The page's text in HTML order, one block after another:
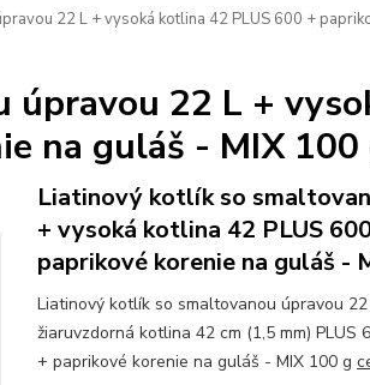
22 L + vysoká kotlina 42 PLUS 600 +
22 L +
na guláš - MIX 100
Liatinový kotlík so
+ vysoká kotlina 42 PLUS
paprikové korenie na guláš -
Liatinový kotlík so smaltovanou úpravou
žiaruvzdorná kotlina 42 cm (1,5 mm) PLUS
+ paprikové korenie na guláš - MIX 100 g